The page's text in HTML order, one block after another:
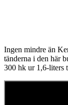
Ingen mindre än
tänderna i den här
300 hk ur 1,6-liters